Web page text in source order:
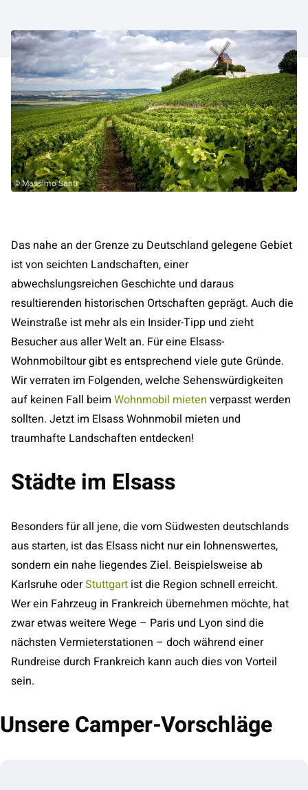
© Massimo Santi
Das nahe an der Grenze zu Deutschland gelegene Gebiet
ist von seichten Landschaften, einer
abwechslungsreichen Geschichte und daraus
resultierenden historischen Ortschaften geprägt. Auch die
Weinstraße ist mehr als ein Insider-Tipp und zieht
Besucher aus aller Welt an. Für eine Elsass-
Wohnmobiltour gibt es entsprechend viele gute Gründe.
Wir verraten im Folgenden, welche Sehenswürdigkeiten
auf keinen Fall beim Wohnmobil mieten verpasst werden
sollten. Jetzt im Elsass Wohnmobil mieten und
traumhafte Landschaften entdecken!
Städte im Elsass
Besonders für all jene, die vom Südwesten deutschlands
aus starten, ist das Elsass nicht nur ein lohnenswertes,
sondern ein nahe liegendes Ziel. Beispielsweise ab
Karlsruhe oderStuttgart ist die Region schnell erreicht.
Wer ein Fahrzeug in Frankreich übernehmen möchte, hat
zwar etwas weitere Wege – Paris und Lyon sind die
nächsten Vermieterstationen – doch während einer
Rundreise durch Frankreich kann auch dies von Vorteil
sein.
Unsere Camper-Vorschläge